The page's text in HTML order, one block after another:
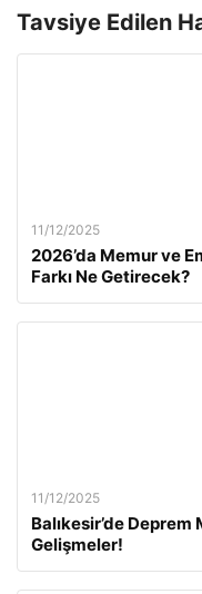
Tavsiye Edilen
11/12/2025
2026’da Memur ve
Farkı Ne Getirecek?
11/12/2025
Balıkesir’de Deprem
Gelişmeler!